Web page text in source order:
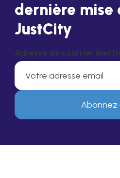
dernière mise
JustCity
Adresse de courrier